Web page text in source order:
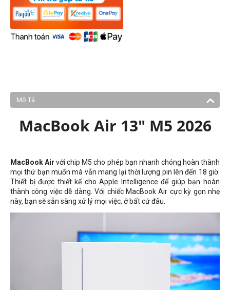
Mô Tả
MacBook Air 13" M5 2026
MacBook Air với chip M5 cho phép bạn nhanh chóng hoàn thành
mọi thứ bạn muốn mà vẫn mang lại thời lượng pin lên đến 18 giờ.
Thiết bị được thiết kế cho Apple Intelligence để giúp bạn hoàn
thành công việc dễ dàng. Với chiếc MacBook Air cực kỳ gọn nhẹ
này, bạn sẽ sẵn sàng xử lý mọi việc, ở bất cứ đâu.